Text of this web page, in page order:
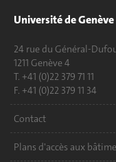
Université de Genève
24 rue du Général-
1211 Genève 4
T. +41 (0)22 379 71 11
F. +41 (0)22 379 11 34
Contact
Plans d'accès aux